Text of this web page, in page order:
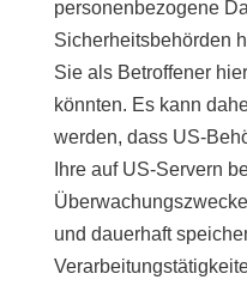
personenbezogene
Sicherheitsbehörden
Sie als Betroffener
könnten. Es kann
werden, dass US-
Ihre auf US-Servern
und dauerhaft